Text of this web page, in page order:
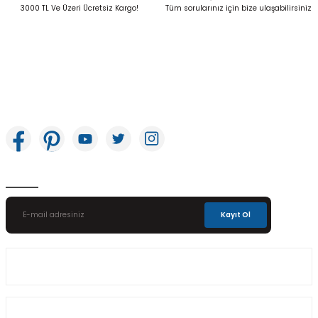
Gönder
3000 TL Ve Üzeri Ücretsiz Kargo! Tüm sorularınız için bize ulaşabilirsiniz
Kayıt Ol